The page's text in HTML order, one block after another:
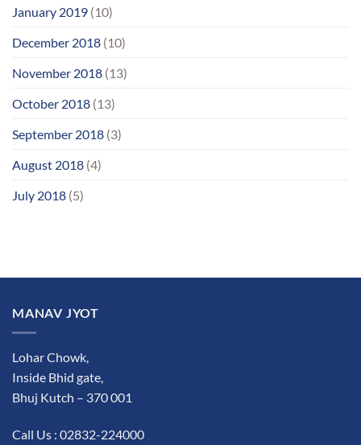
January 2019 (10)
December 2018 (10)
November 2018 (13)
October 2018 (13)
September 2018 (3)
August 2018 (4)
July 2018 (5)
MANAV JYOT
Lohar Chowk,
Inside Bhid gate,
Bhuj Kutch – 370 001
Call Us : 02832-224000